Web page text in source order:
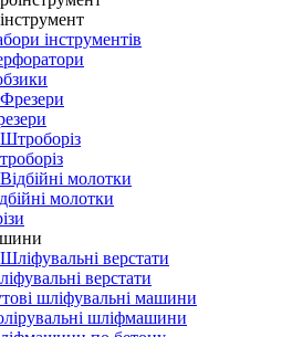
інструментів
молотки
верстати
шліфувальні машини
шліфмашини